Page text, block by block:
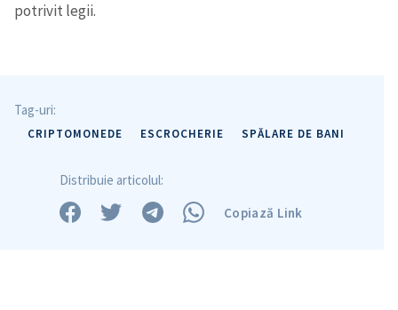
potrivit legii.
Tag-uri:
CRIPTOMONEDE ESCROCHERIE SPĂLARE DE BANI
Distribuie articolul:
Copiază Link